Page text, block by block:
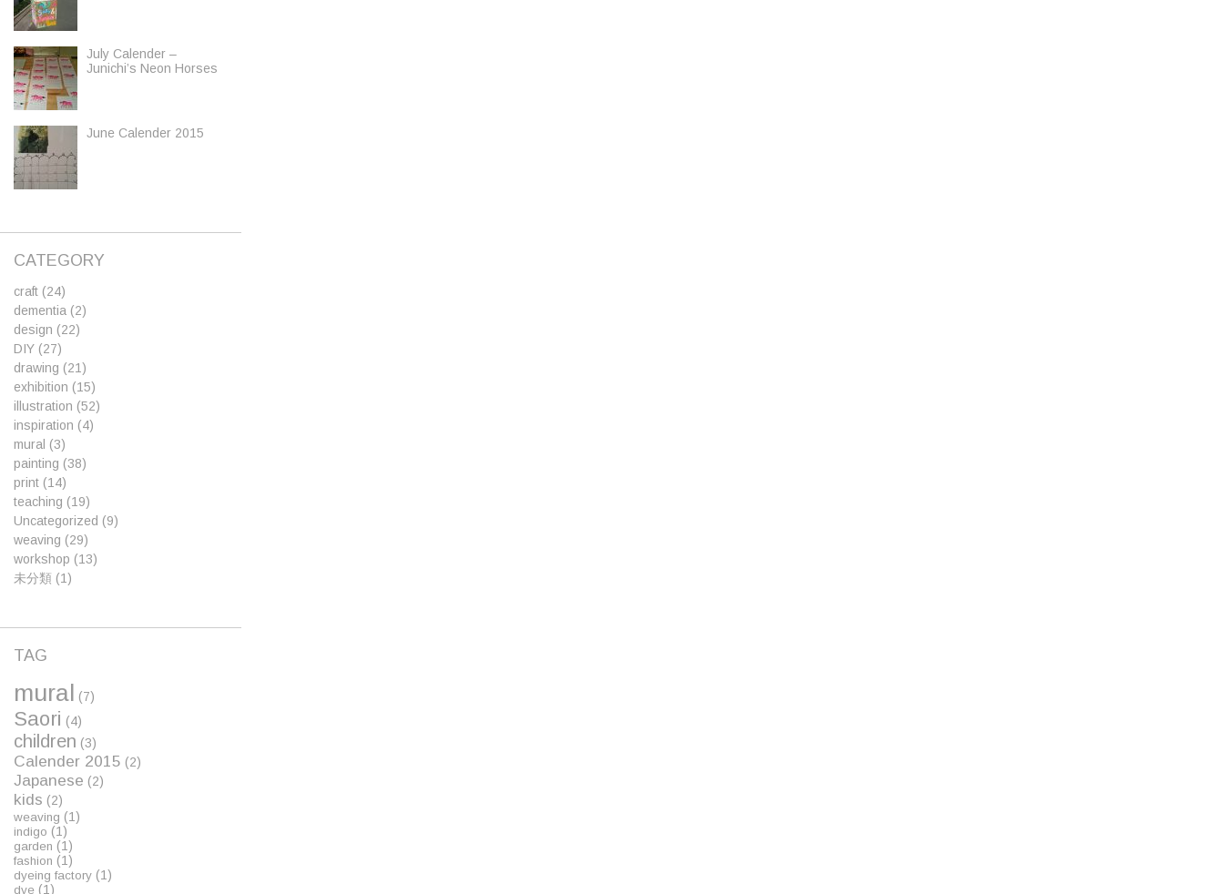
July Calender –
Junichi’s Neon Horses
June Calender 2015
CATEGORY
craft (24)
dementia (2)
design (22)
DIY (27)
drawing (21)
exhibition (15)
illustration (52)
inspiration (4)
mural (3)
painting (38)
print (14)
teaching (19)
Uncategorized (9)
weaving (29)
workshop (13)
未分類 (1)
TAG
mural (7)
Saori (4)
children (3)
Calender 2015 (2)
Japanese (2)
kids (2)
weaving (1)
indigo (1)
garden (1)
fashion (1)
dyeing factory (1)
dye (1)